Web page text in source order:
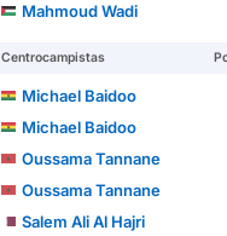
Mahmoud Wadi
Centrocampistas
Michael Baidoo
Michael Baidoo
Oussama Tannane
Oussama Tannane
Salem Ali Al Hajri